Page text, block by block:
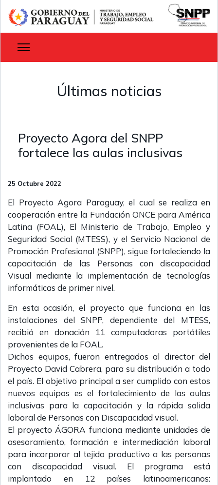
Últimas noticias
Proyecto Agora del SNPP
fortalece las aulas inclusivas
25 Octubre 2022
El Proyecto Agora Paraguay, el cual se realiza en
cooperación entre la Fundación ONCE para América
Latina (FOAL), El Ministerio de Trabajo, Empleo y
Seguridad Social (MTESS), y el Servicio Nacional de
Promoción Profesional (SNPP), sigue fortaleciendo la
capacitación de las Personas con discapacidad
Visual mediante la implementación de tecnologías
informáticas de primer nivel.
En esta ocasión, el proyecto que funciona en las
instalaciones del SNPP, dependiente del MTESS,
recibió en donación 11 computadoras portátiles
provenientes de la FOAL.
Dichos equipos, fueron entregados al director del
Proyecto David Cabrera, para su distribución a todo
el país. El objetivo principal a ser cumplido con estos
nuevos equipos es el fortalecimiento de las aulas
inclusivas para la capacitación y la rápida salida
laboral de Personas con Discapacidad visual.
El proyecto ÁGORA funciona mediante unidades de
asesoramiento, formación e intermediación laboral
para incorporar al tejido productivo a las personas
con discapacidad visual. El programa está
implantado en 12 países latinoamericanos: